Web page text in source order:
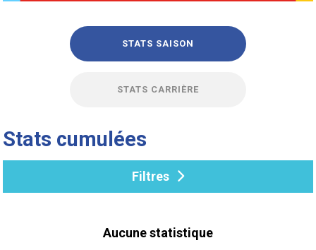
STATS SAISON
STATS CARRIÈRE
Stats cumulées
Filtres
Aucune statistique